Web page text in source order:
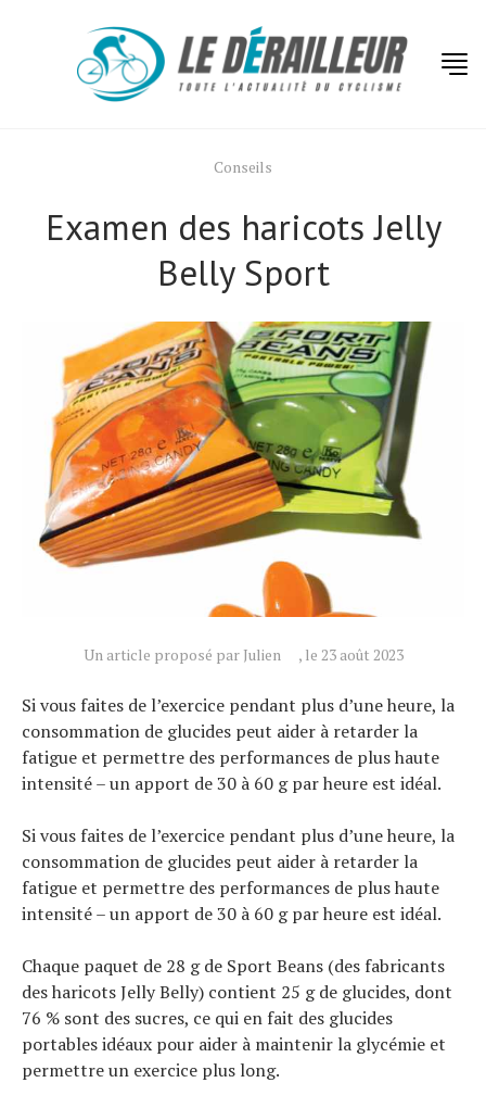
Conseils
Examen des haricots Jelly
Belly Sport
Un article proposé par Julien , le 23 août 2023
Si vous faites de l’exercice pendant plus d’une heure, la
consommation de glucides peut aider à retarder la
fatigue et permettre des performances de plus haute
intensité – un apport de 30 à 60 g par heure est idéal.
Si vous faites de l’exercice pendant plus d’une heure, la
consommation de glucides peut aider à retarder la
fatigue et permettre des performances de plus haute
intensité – un apport de 30 à 60 g par heure est idéal.
Chaque paquet de 28 g de Sport Beans (des fabricants
des haricots Jelly Belly) contient 25 g de glucides, dont
76 % sont des sucres, ce qui en fait des glucides
portables idéaux pour aider à maintenir la glycémie et
permettre un exercice plus long.
Actualités
Technologies
Tests de produits
Conseils
Tendances